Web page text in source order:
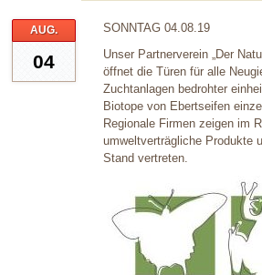
AUG.
04
SONNTAG 04.08.19
Unser Partnerverein „Der
öffnet die Türen für alle
Zuchtanlagen bedrohter
Biotope von Ebertseifen
Regionale Firmen zeigen im
umweltverträgliche Produkte
Stand vertreten.